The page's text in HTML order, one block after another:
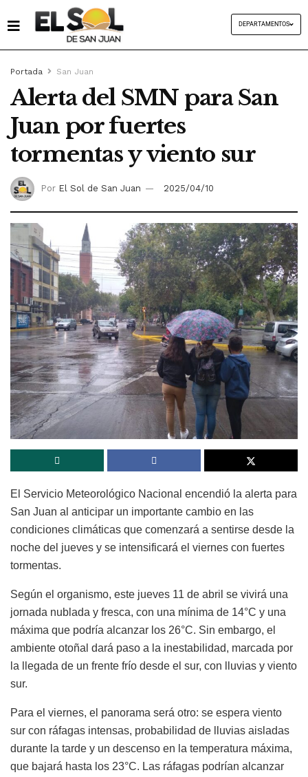
DEPARTAMENTOS
Portada San Juan
Alerta del SMN para San
Juan por fuertes
tormentas y viento sur
Por El Sol de San Juan 2025/04/10
El Servicio Meteorológico Nacional encendió la alerta para
San Juan al anticipar un importante cambio en las
condiciones climáticas que comenzará a sentirse desde la
noche del jueves y se intensificará el viernes con fuertes
tormentas.
Según el organismo, este jueves 11 de abril se vivirá una
jornada nublada y fresca, con una mínima de 14°C y una
máxima que podría alcanzar los 26°C. Sin embargo, el
ambiente otoñal dará paso a la inestabilidad, marcada por
la llegada de un frente frío desde el sur, con lluvias y viento
sur.
Para el viernes, el panorama será otro: se espera viento
sur con ráfagas intensas, probabilidad de lluvias aisladas
durante la tarde y un descenso en la temperatura máxima,
que bajará hasta los 23°C. Las ráfagas podrían alcanzar